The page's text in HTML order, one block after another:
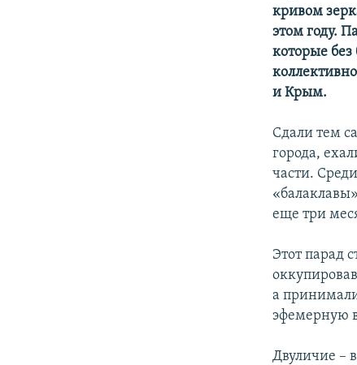
кривом
этом году.
которые без
и Крым.
Сдали тем
города,
части.
еще три
Этот парад
а
эфемерную
Двуличие –